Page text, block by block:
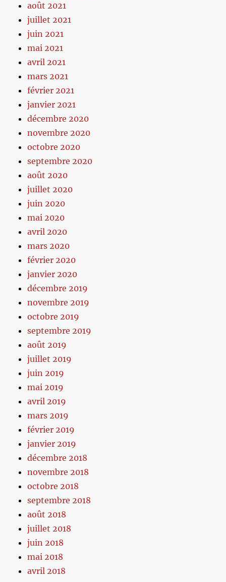
août 2021
juillet 2021
juin 2021
mai 2021
avril 2021
mars 2021
février 2021
janvier 2021
décembre 2020
novembre 2020
octobre 2020
septembre 2020
août 2020
juillet 2020
juin 2020
mai 2020
avril 2020
mars 2020
février 2020
janvier 2020
décembre 2019
novembre 2019
octobre 2019
septembre 2019
août 2019
juillet 2019
juin 2019
mai 2019
avril 2019
mars 2019
février 2019
janvier 2019
décembre 2018
novembre 2018
octobre 2018
septembre 2018
août 2018
juillet 2018
juin 2018
mai 2018
avril 2018